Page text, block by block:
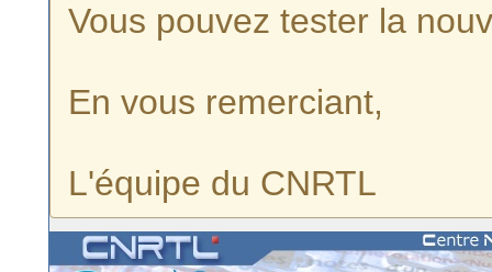
Vous pouvez tester la
En vous remerciant,
L'équipe du CNRTL